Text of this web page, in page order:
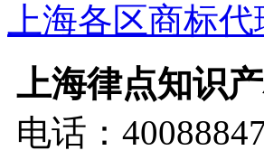
上海各区商标代
上海律点知识
电话：